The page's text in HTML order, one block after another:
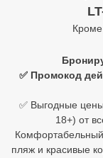
✅ Промокод
✅ Выгодные
18+) от
пляж и красивые
Шри Ланка
Бали
Вьетнам